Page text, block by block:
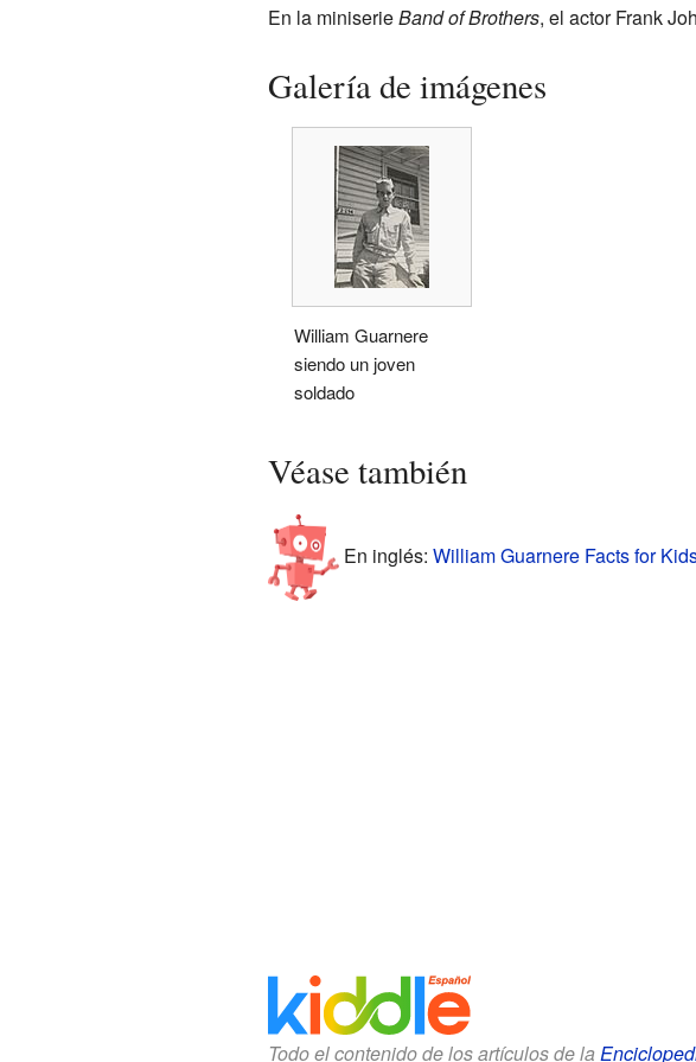
En la miniserieBand of Brothers, el actor Frank
Galería de imágenes
William Guarnere
siendo un joven
soldado
Véase también
En inglés: William Guarnere Facts for
Todo el contenido de los artículos de la